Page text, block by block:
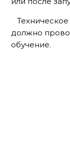
должно
обучение.